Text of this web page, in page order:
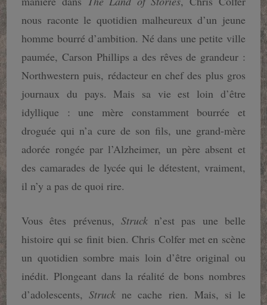
nous raconte le quotidien malheureux d’un jeune
homme bourré d’ambition. Né dans une petite ville
paumée, Carson Phillips a des rêves de grandeur :
Northwestern puis, rédacteur en chef des plus gros
journaux du pays. Mais sa vie est loin d’être
idyllique : une mère constamment bourrée et
droguée qui n’a cure de son fils, une grand-mère
adorée rongée par l’Alzheimer, un père absent et
des camarades de lycée qui le détestent, vraiment,
il n’y a pas de quoi rire.
Vous êtes prévenus, Struckn’est pas une belle
histoire qui se finit bien. Chris Colfer met en scène
un quotidien sombre mais loin d’être original ou
inédit. Plongeant dans la réalité de bons nombres
d’adolescents,Struck ne cache rien. Mais, si le